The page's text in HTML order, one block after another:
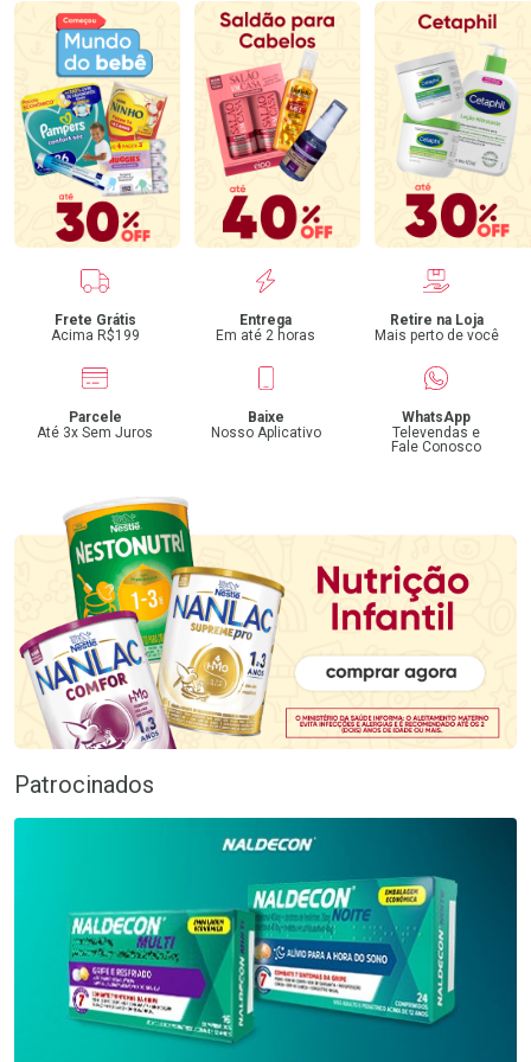
Benefícios
Frete Grátis
Acima R$199
Entrega
Em até 2 horas
Retire na Loja
Mais perto de você
Parcele
Até 3x Sem Juros
Baixe
Nosso Aplicativo
WhatsApp
Televendas e
Fale Conosco
Patrocinados